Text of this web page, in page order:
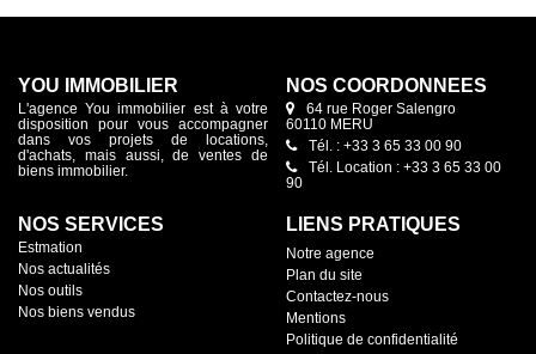
YOU IMMOBILIER
L'agence You immobilier est à votre
disposition pour vous accompagner
dans vos projets de locations,
d'achats, mais aussi, de ventes de
biens immobilier.
NOS COORDONNÉES
64 rue Roger Salengro
60110 MERU
Tél. : +33 3 65 33 00 90
Tél. Location : +33 3 65 33 00
90
NOS SERVICES
Estmation
Nos actualités
Nos outils
Nos biens vendus
LIENS PRATIQUES
Notre agence
Plan du site
Contactez-nous
Mentions
Politique de confidentialité